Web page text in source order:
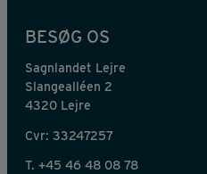
BESØG OS
Sagnlandet Lejre
Slangealléen 2
4320 Lejre
Cvr: 33247257
T. +45 46 48 08 78